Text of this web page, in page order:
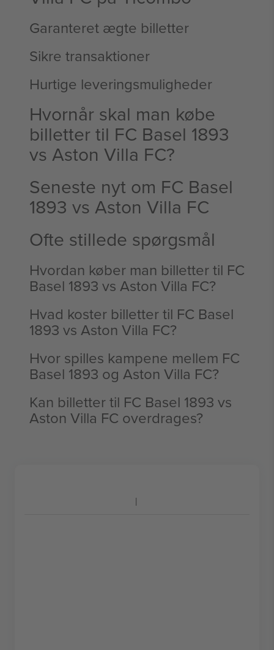
Garanteret ægte billetter
Sikre transaktioner
Hurtige leveringsmuligheder
Hvornår skal man købe
billetter til FC Basel 1893
vs Aston Villa FC?
Seneste nyt om FC Basel
1893 vs Aston Villa FC
Ofte stillede spørgsmål
Hvordan køber man billetter til FC
Basel 1893 vs Aston Villa FC?
Hvad koster billetter til FC Basel
1893 vs Aston Villa FC?
Hvor spilles kampene mellem FC
Basel 1893 og Aston Villa FC?
Kan billetter til FC Basel 1893 vs
Aston Villa FC overdrages?